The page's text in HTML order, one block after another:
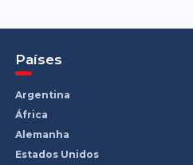
Países
Argentina
África
Alemanha
Estados Unidos